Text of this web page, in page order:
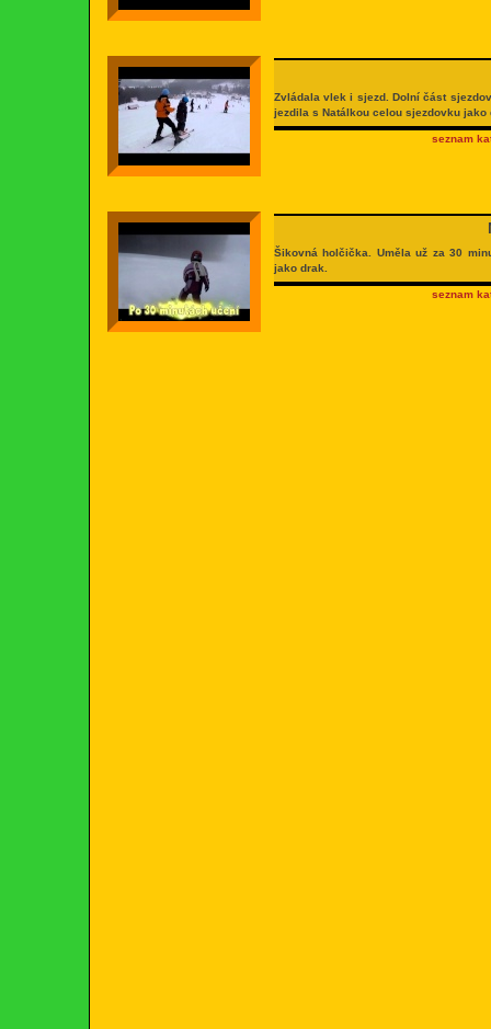
Zvládala vlek i sjezd. Dolní část
jezdila s Natálkou celou sjezdovku jako
seznam
Šikovná holčička. Uměla už za 30
jako drak.
seznam